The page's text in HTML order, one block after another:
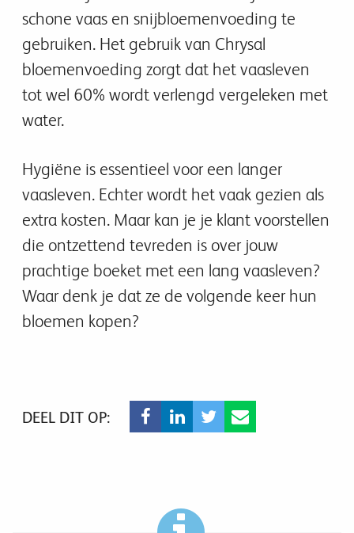
schone vaas en snijbloemenvoeding te
gebruiken. Het gebruik van Chrysal
bloemenvoeding zorgt dat het vaasleven
tot wel 60% wordt verlengd vergeleken met
water.
Hygiëne is essentieel voor een langer
vaasleven. Echter wordt het vaak gezien als
extra kosten. Maar kan je je klant voorstellen
die ontzettend tevreden is over jouw
prachtige boeket met een lang vaasleven?
Waar denk je dat ze de volgende keer hun
bloemen kopen?
DEEL DIT OP: